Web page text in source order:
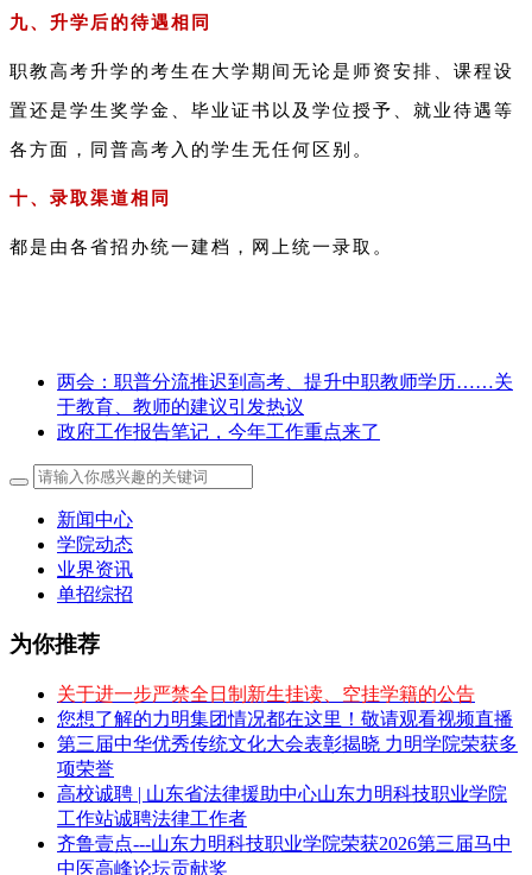
九、升学后的待遇相同
职教高考升学的考生在大学期间无论是师资安排、课程设
置还是学生奖学金、毕业证书以及学位授予、就业待遇等
各方面，同普高考入的学生无任何区别。
十、录取渠道相同
都是由各省招办统一建档，网上统一录取。
两会：职普分流推迟到高考、提升中职教师学历……关
于教育、教师的建议引发热议
政府工作报告笔记，今年工作重点来了
新闻中心
学院动态
业界资讯
单招综招
为你推荐
关于进一步严禁全日制新生挂读、空挂学籍的公告
您想了解的力明集团情况都在这里！敬请观看视频直播
第三届中华优秀传统文化大会表彰揭晓 力明学院荣获多
项荣誉
高校诚聘 | 山东省法律援助中心山东力明科技职业学院
工作站诚聘法律工作者
齐鲁壹点---山东力明科技职业学院荣获2026第三届马中
中医高峰论坛贡献奖